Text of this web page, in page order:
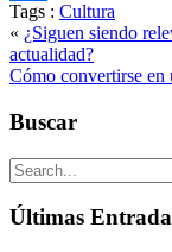
Compartir
Tags : Cultura
« ¿Siguen siendo
actualidad?
Cómo convertirse
Buscar
Últimas